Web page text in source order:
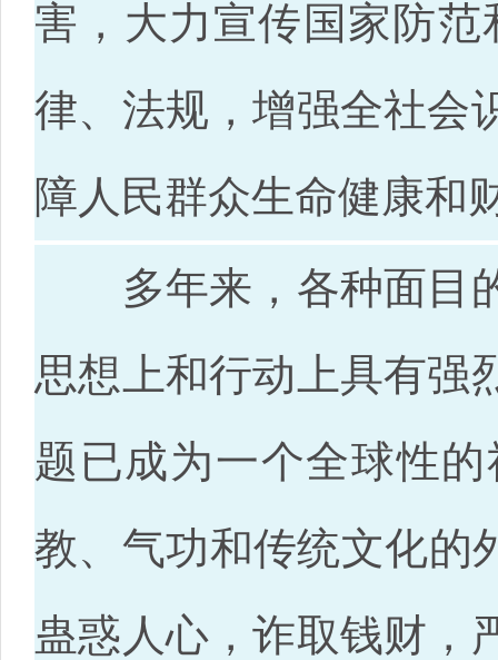
害，大力宣传国家防
律、法规，增强全社会
障人民群众生命健康和
多年来，各种面目的
思想上和行动上具有强
题已成为一个全球性
教、气功和传统文化的
蛊惑人心，诈取钱财，